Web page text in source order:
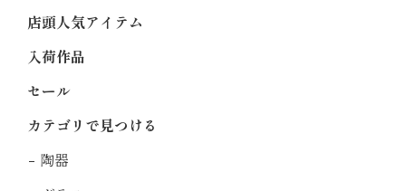
店頭人気アイテム
入荷作品
セール
カテゴリで見つける
陶器